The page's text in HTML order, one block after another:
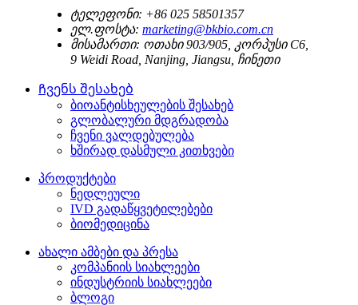
ტელეფონი: +86 025 58501357
ელ.ფოსტა: marketing@bkbio.com.cn
მისამართი: ოთახი 903/905, კორპუსი C6,
9 Weidi Road, Nanjing, Jiangsu, ჩინეთი
Ჩვენს შესახებ
ბიოანტისხეულების შესახებ
გლობალური მდგრადობა
ჩვენი ვალდებულება
ხშირად დასმული კითხვები
პროდუქტები
ნედლეული
IVD გადაწყვეტილებები
ბიომედიცინა
ახალი ამბები და პრესა
კომპანიის სიახლეები
ინდუსტრიის სიახლეები
ბლოგი